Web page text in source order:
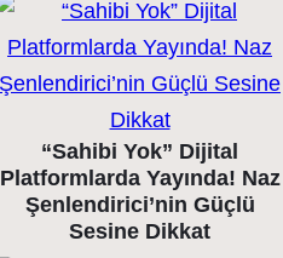
“Sahibi Yok” Dijital
Platformlarda Yayında! Naz
Şenlendirici’nin Güçlü
Sesine Dikkat